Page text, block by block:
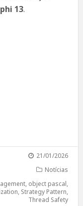
13.
21/01/2026
Notícias
, object pascal,
, Strategy Pattern,
Thread Safety